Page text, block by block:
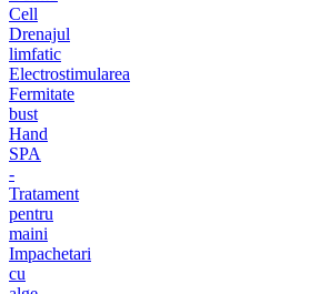
Cell
Drenajul
limfatic
Electrostimularea
Fermitate
bust
Hand
SPA
-
Tratament
pentru
maini
Impachetari
cu